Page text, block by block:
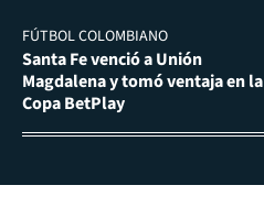
FÚTBOL COLOMBIANO
Santa Fe venció a Unión
Magdalena y tomó ventaja en la
Copa BetPlay